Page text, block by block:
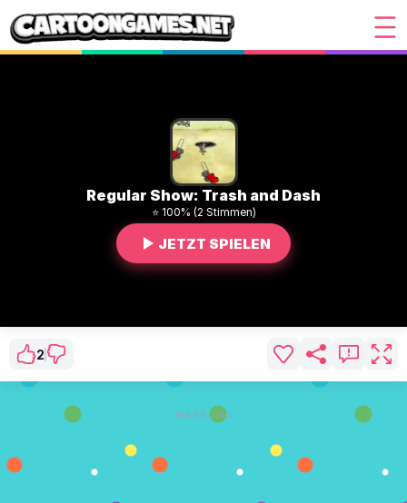
Regular Show: Trash and Dash
⭐ 100% (2 Stimmen)
JETZT SPIELEN
2
WERBUNG